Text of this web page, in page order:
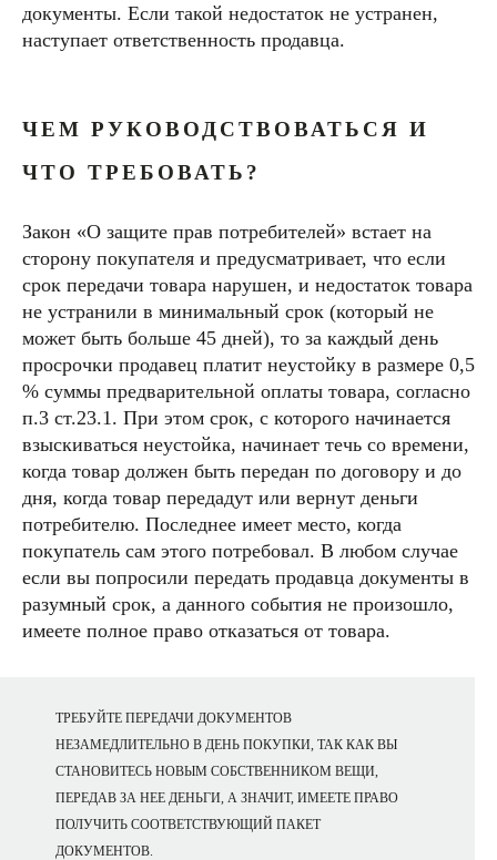
документы. Если такой недостаток не устранен,
наступает ответственность продавца.
ЧЕМ РУКОВОДСТВОВАТЬСЯ И
ЧТО ТРЕБОВАТЬ?
Закон «О защите прав потребителей» встает на
сторону покупателя и предусматривает, что если
срок передачи товара нарушен, и недостаток товара
не устранили в минимальный срок (который не
может быть больше 45 дней), то за каждый день
просрочки продавец платит неустойку в размере 0,5
% суммы предварительной оплаты товара, согласно
п.3 ст.23.1. При этом срок, с которого начинается
взыскиваться неустойка, начинает течь со времени,
когда товар должен быть передан по договору и до
дня, когда товар передадут или вернут деньги
потребителю. Последнее имеет место, когда
покупатель сам этого потребовал. В любом случае
если вы попросили передать продавца документы в
разумный срок, а данного события не произошло,
имеете полное право отказаться от товара.
ТРЕБУЙТЕ ПЕРЕДАЧИ ДОКУМЕНТОВ
НЕЗАМЕДЛИТЕЛЬНО В ДЕНЬ ПОКУПКИ, ТАК КАК ВЫ
СТАНОВИТЕСЬ НОВЫМ СОБСТВЕННИКОМ ВЕЩИ,
ПЕРЕДАВ ЗА НЕЕ ДЕНЬГИ, А ЗНАЧИТ, ИМЕЕТЕ ПРАВО
ПОЛУЧИТЬ СООТВЕТСТВУЮЩИЙ ПАКЕТ
ДОКУМЕНТОВ.